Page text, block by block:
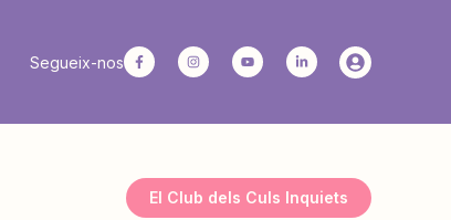
Segueix-nos
El Club dels Culs Inquiets